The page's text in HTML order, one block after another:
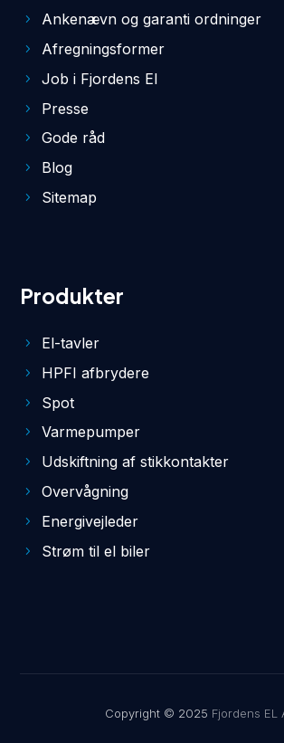
Ankenævn og garanti ordninger
Afregningsformer
Job i Fjordens El
Presse
Gode råd
Blog
Sitemap
Produkter
El-tavler
HPFI afbrydere
Spot
Varmepumper
Udskiftning af stikkontakter
Overvågning
Energivejleder
Strøm til el biler
Copyright © 2025 Fjordens EL